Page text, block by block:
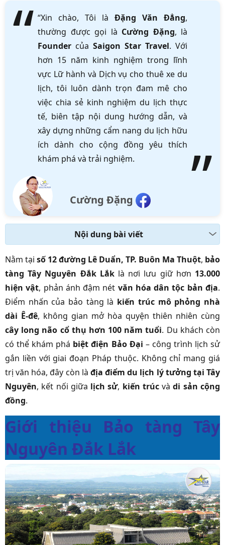
“Xin chào, Tôi là Đặng Văn Đẳng,
thường được gọi là Cường Đặng, là
Founder của Saigon Star Travel. Với
hơn 15 năm kinh nghiệm trong lĩnh
vực Lữ hành và Dịch vụ cho thuê xe du
lịch, tôi luôn dành trọn đam mê cho
việc chia sẻ kinh nghiệm du lịch thực
tế, biên tập nội dung hướng dẫn, và
xây dựng những cẩm nang du lịch hữu
ích dành cho cộng đồng yêu thích
khám phá và trải nghiệm.
Cường Đặng
Nội dung bài viết
Nằm tại số 12 đường Lê Duẩn, TP. Buôn Ma Thuột, bảo
tàng Tây Nguyên Đắk Lắklà nơi lưu giữ hơn 13.000
hiện vật, phản ánh đậm nét văn hóa dân tộc bản địa.
Điểm nhấn của bảo tàng là kiến trúc mô phỏng nhà
dài Ê-đê, không gian mở hòa quyện thiên nhiên cùng
cây long não cổ thụ hơn 100 năm tuổi. Du khách còn
có thể khám phá biệt điện Bảo Đại – công trình lịch sử
gắn liền với giai đoạn Pháp thuộc. Không chỉ mang giá
trị văn hóa, đây còn là địa điểm du lịch lý tưởng tại Tây
Nguyên, kết nối giữa lịch sử, kiến trúcvàdi sản cộng
đồng.
Giới thiệu Bảo tàng Tây
Nguyên Đắk Lắk